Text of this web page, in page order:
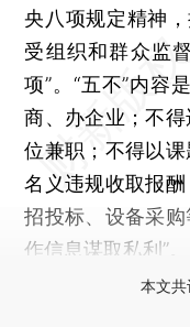
央八项规定精神
受组织和群众监
项”。“五不”内容
商、办企业；不
位兼职；不得以
名义违规收取报
招投标、设备采
作信息谋取私利”。
本文共